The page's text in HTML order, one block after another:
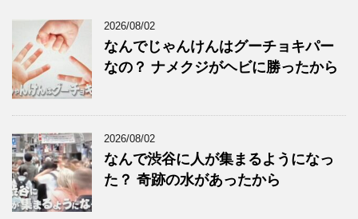
2026/08/02
なんでじゃんけんはグーチョキパー
なの？ ナメクジがヘビに勝ったから
2026/08/02
なんで渋谷に人が集まるようになっ
た？ 奇跡の水があったから